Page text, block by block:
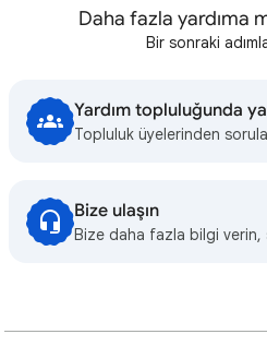
Daha fazla yardıma
Bir sonraki
Yardım topluluğunda
Topluluk üyelerinden
Bize ulaşın
Bize daha fazla bilgi verin,